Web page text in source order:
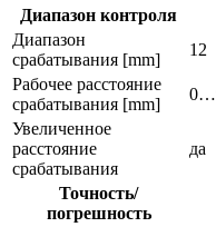
Диапазон контроля
Диапазон
срабатывания [mm]
12
Рабочее расстояние
срабатывания [mm]
Увеличенное
расстояние
срабатывания
да
Точность/
погрешность